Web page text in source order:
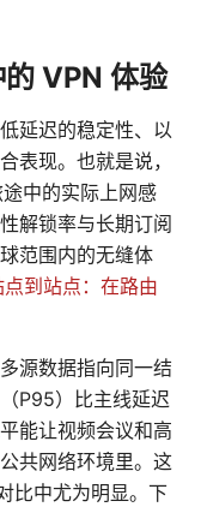
VPN 体验
延迟的稳定性、以
表现。也就是说，
中的实际上网感
解锁率与长期订阅
范围内的无缝体
到站点：在路由
源数据指向同一结
P95）比主线延迟
能让视频会议和高
共网络环境里。这
比中尤为明显。下